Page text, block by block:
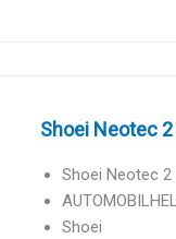
Shoei Neotec
Shoei Neotec
Shoei